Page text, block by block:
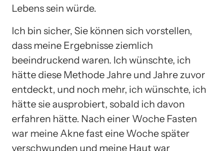
Lebens sein würde.
Ich bin sicher, Sie können sich vorstellen,
dass meine Ergebnisse ziemlich
beeindruckend waren. Ich wünschte, ich
hätte diese Methode Jahre und Jahre zuvor
entdeckt, und noch mehr, ich wünschte, ich
hätte sie ausprobiert, sobald ich davon
erfahren hätte. Nach einer Woche Fasten
war meine Akne fast eine Woche später
verschwunden und meine Haut war